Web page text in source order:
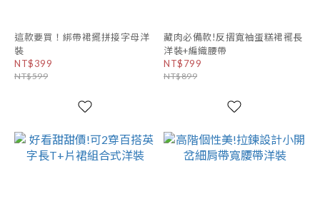
這款要買！綁帶裙擺拼接字母洋
裝
NT$399
NT$599
藏肉必備款!反摺寬袖蛋糕裙襬長
洋裝+編織腰帶
NT$799
NT$899